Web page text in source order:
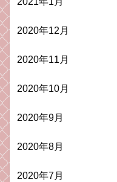
2020年12月
2020年11月
2020年10月
2020年9月
2020年8月
2020年7月